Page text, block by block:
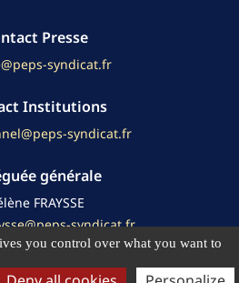
Presse
syndicat.fr
Institutions
syndicat.fr
générale
FRAYSSE
syndicat.fr
you control over what you want to